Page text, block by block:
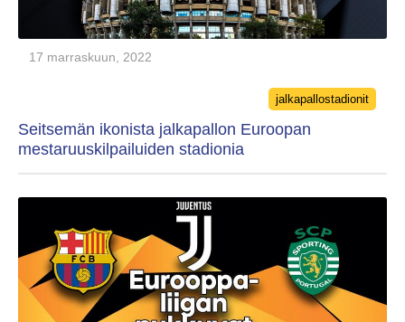
17 marraskuun, 2022
Categories
jalkapallostadionit
Seitsemän ikonista jalkapallon Euroopan
mestaruuskilpailuiden stadionia